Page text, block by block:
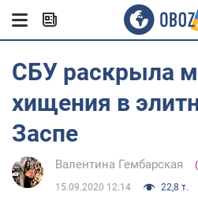
СБУ раскрыла
хищения в
Заспе
Валентина Гембарская
15.09.2020 12:14 22,8 т.